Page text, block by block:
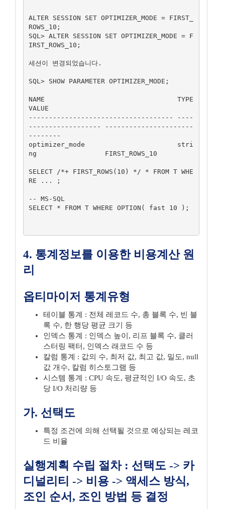
ALTER SESSION SET OPTIMIZER_MODE = FIRST_
ROWS_10;
SQL> ALTER SESSION SET OPTIMIZER_MODE = F
IRST_ROWS_10;
세션이 변경되었습니다.
SQL> SHOW PARAMETER OPTIMIZER_MODE;
NAME                                 TYPE
VALUE
------------------------------------ ----
------------------ ----------------------
--------
optimizer_mode                       stri
ng                 FIRST_ROWS_10
SELECT /*+ FIRST_ROWS(10) */ * FROM T WHE
RE ... ;
-- MS-SQL
SELECT * FROM T WHERE OPTION( fast 10 );
4. 통계정보를 이용한 비용계산 원
리
옵티마이저 통계유형
테이블 통계 : 전체 레코드 수, 총 블록 수, 빈 블
록 수, 한 행당 평균 크기 등
인덱스 통계 : 인덱스 높이, 리프 블록 수, 클러
스터링 팩터, 인덱스 래코드 수 등
칼럼 통계 : 값의 수, 최저 값, 최고 값, 밀도, null
값 개수, 칼럼 히스토그램 등
시스템 통계 : CPU 속도, 평균적인 I/O 속도, 초
당 I/O 처리량 등
가. 선택도
특정 조건에 의해 선택될 것으로 예상되는 레코
드 비율
실행계획 수립 절차 : 선택도 -> 카
디널리티 -> 비용 -> 액세스 방식,
조인 순서, 조인 방법 등 결정